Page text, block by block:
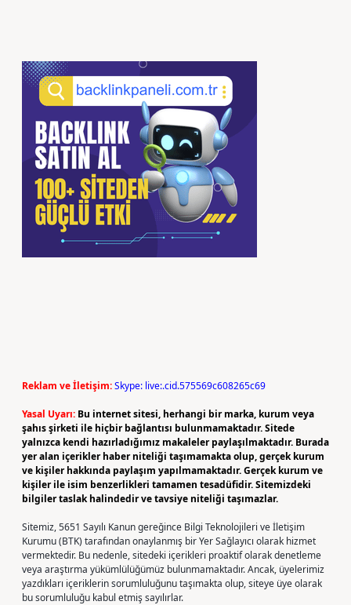
Reklam ve İletişim:Skype: live:.cid.575569c608265c69
Yasal Uyarı: Bu internet sitesi, herhangi bir marka, kurum veya
şahıs şirketi ile hiçbir bağlantısı bulunmamaktadır. Sitede
yalnızca kendi hazırladığımız makaleler paylaşılmaktadır. Burada
yer alan içerikler haber niteliği taşımamakta olup, gerçek kurum
ve kişiler hakkında paylaşım yapılmamaktadır. Gerçek kurum ve
kişiler ile isim benzerlikleri tamamen tesadüfidir. Sitemizdeki
bilgiler taslak halindedir ve tavsiye niteliği taşımazlar.
Sitemiz, 5651 Sayılı Kanun gereğince Bilgi Teknolojileri ve İletişim
Kurumu (BTK) tarafından onaylanmış bir Yer Sağlayıcı olarak hizmet
vermektedir. Bu nedenle, sitedeki içerikleri proaktif olarak denetleme
veya araştırma yükümlülüğümüz bulunmamaktadır. Ancak, üyelerimiz
yazdıkları içeriklerin sorumluluğunu taşımakta olup, siteye üye olarak
bu sorumluluğu kabul etmiş sayılırlar.